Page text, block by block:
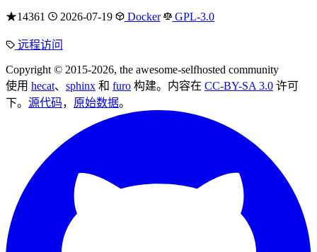
★14361 2026-07-19 Docker GPL-3.0
远程访问
Copyright © 2015-2026, the awesome-selfhosted community
使用 hecat、 sphinx 和 furo 构建。内容在 CC-BY-SA 3.0 许可
下。 源代码， 原始数据。